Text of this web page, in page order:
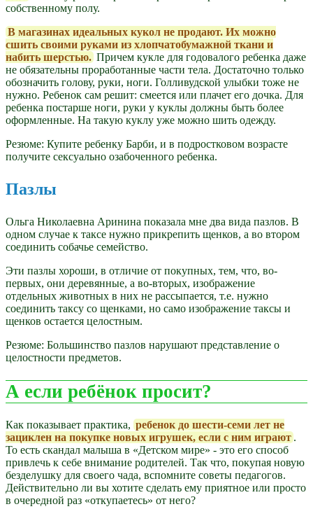
собственному полу.
В магазинах идеальных кукол не продают. Их можно
сшить своими руками из хлопчатобумажной ткани и
набить шерстью. Причем кукле для годовалого ребенка даже
не обязательны проработанные части тела. Достаточно только
обозначить голову, руки, ноги. Голливудской улыбки тоже не
нужно. Ребенок сам решит: смеется или плачет его дочка. Для
ребенка постарше ноги, руки у куклы должны быть более
оформленные. На такую куклу уже можно шить одежду.
Резюме: Купите ребенку Барби, и в подростковом возрасте
получите сексуально озабоченного ребенка.
Пазлы
Ольга Николаевна Аринина показала мне два вида пазлов. В
одном случае к таксе нужно прикрепить щенков, а во втором
соединить собачье семейство.
Эти пазлы хороши, в отличие от покупных, тем, что, во-
первых, они деревянные, а во-вторых, изображение
отдельных животных в них не рассыпается, т.е. нужно
соединить таксу со щенками, но само изображение таксы и
щенков остается целостным.
Резюме: Большинство пазлов нарушают представление о
целостности предметов.
А если ребёнок просит?
Как показывает практика, ребенок до шести-семи лет не
зациклен на покупке новых игрушек, если с ним играют .
То есть скандал малыша в «Детском мире» - это его способ
привлечь к себе внимание родителей. Так что, покупая новую
безделушку для своего чада, вспомните советы педагогов.
Действительно ли вы хотите сделать ему приятное или просто
в очередной раз «откупаетесь» от него?